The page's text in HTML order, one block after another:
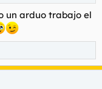
un arduo trabajo el